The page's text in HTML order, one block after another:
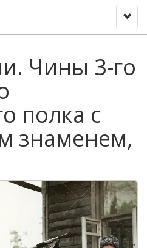
Чины 3-го
полка с
знаменем,